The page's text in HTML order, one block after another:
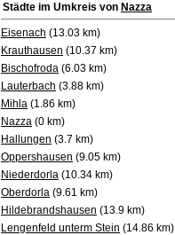
Städte im Umkreis von Nazza
Eisenach (13.03 km)
Krauthausen (10.37 km)
Bischofroda (6.03 km)
Lauterbach (3.88 km)
Mihla (1.86 km)
Nazza (0 km)
Hallungen (3.7 km)
Oppershausen (9.05 km)
Niederdorla (10.34 km)
Oberdorla (9.61 km)
Hildebrandshausen (13.9 km)
Lengenfeld unterm Stein (14.86 km)